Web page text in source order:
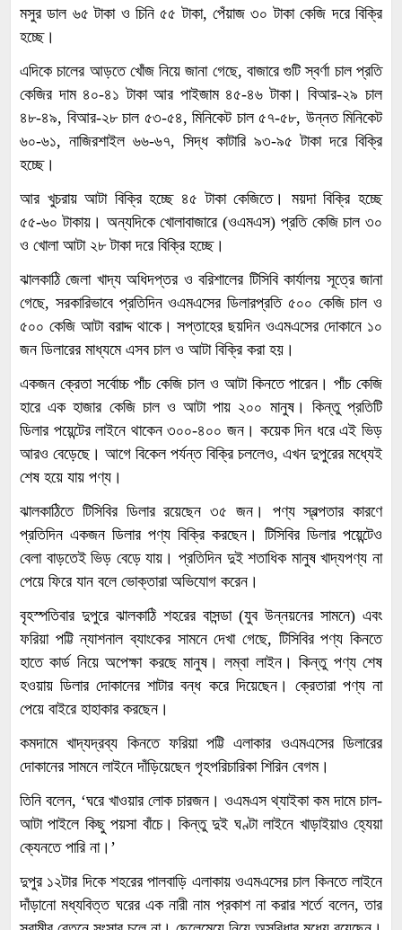
মসুর ডাল ৬৫ টাকা ও চিনি ৫৫ টাকা, পেঁয়াজ ৩০ টাকা কেজি দরে বিক্রি
হচ্ছে।
এদিকে চালের আড়তে খোঁজ নিয়ে জানা গেছে, বাজারে গুটি স্বর্ণা চাল প্রতি
কেজির দাম ৪০-৪১ টাকা আর পাইজাম ৪৫-৪৬ টাকা। বিআর-২৯ চাল
৪৮-৪৯, বিআর-২৮ চাল ৫৩-৫৪, মিনিকেট চাল ৫৭-৫৮, উন্নত মিনিকেট
৬০-৬১, নাজিরশাইল ৬৬-৬৭, সিদ্ধ কাটারি ৯৩-৯৫ টাকা দরে বিক্রি
হচ্ছে।
আর খুচরায় আটা বিক্রি হচ্ছে ৪৫ টাকা কেজিতে। ময়দা বিক্রি হচ্ছে
৫৫-৬০ টাকায়। অন্যদিকে খোলাবাজারে (ওএমএস) প্রতি কেজি চাল ৩০
ও খোলা আটা ২৮ টাকা দরে বিক্রি হচ্ছে।
ঝালকাঠি জেলা খাদ্য অধিদপ্তর ও বরিশালের টিসিবি কার্যালয় সূত্রে জানা
গেছে, সরকারিভাবে প্রতিদিন ওএমএসের ডিলারপ্রতি ৫০০ কেজি চাল ও
৫০০ কেজি আটা বরাদ্দ থাকে। সপ্তাহের ছয়দিন ওএমএসের দোকানে ১০
জন ডিলারের মাধ্যমে এসব চাল ও আটা বিক্রি করা হয়।
একজন ক্রেতা সর্বোচ্চ পাঁচ কেজি চাল ও আটা কিনতে পারেন। পাঁচ কেজি
হারে এক হাজার কেজি চাল ও আটা পায় ২০০ মানুষ। কিন্তু প্রতিটি
ডিলার পয়েন্টের লাইনে থাকেন ৩০০-৪০০ জন। কয়েক দিন ধরে এই ভিড়
আরও বেড়েছে। আগে বিকেল পর্যন্ত বিক্রি চললেও, এখন দুপুরের মধ্যেই
শেষ হয়ে যায় পণ্য।
ঝালকাঠিতে টিসিবির ডিলার রয়েছেন ৩৫ জন। পণ্য স্বল্পতার কারণে
প্রতিদিন একজন ডিলার পণ্য বিক্রি করছেন। টিসিবির ডিলার পয়েন্টেও
বেলা বাড়তেই ভিড় বেড়ে যায়। প্রতিদিন দুই শতাধিক মানুষ খাদ্যপণ্য না
পেয়ে ফিরে যান বলে ভোক্তারা অভিযোগ করেন।
বৃহস্পতিবার দুপুরে ঝালকাঠি শহরের বাসন্ডা (যুব উন্নয়নের সামনে) এবং
ফরিয়া পট্টি ন্যাশনাল ব্যাংকের সামনে দেখা গেছে, টিসিবির পণ্য কিনতে
হাতে কার্ড নিয়ে অপেক্ষা করছে মানুষ। লম্বা লাইন। কিন্তু পণ্য শেষ
হওয়ায় ডিলার দোকানের শাটার বন্ধ করে দিয়েছেন। ক্রেতারা পণ্য না
পেয়ে বাইরে হাহাকার করছেন।
কমদামে খাদ্যদ্রব্য কিনতে ফরিয়া পট্টি এলাকার ওএমএসের ডিলারের
দোকানের সামনে লাইনে দাঁড়িয়েছেন গৃহপরিচারিকা শিরিন বেগম।
তিনি বলেন, ‘ঘরে খাওয়ার লোক চারজন। ওএমএস থ্যাইকা কম দামে চাল-
আটা পাইলে কিছু পয়সা বাঁচে। কিন্তু দুই ঘণ্টা লাইনে খাড়াইয়াও হ্যেয়া
ক্যেনতে পারি না।’
দুপুর ১২টার দিকে শহরের পালবাড়ি এলাকায় ওএমএসের চাল কিনতে লাইনে
দাঁড়ানো মধ্যবিত্ত ঘরের এক নারী নাম প্রকাশ না করার শর্তে বলেন, তার